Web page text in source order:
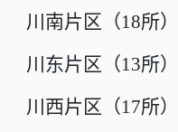
川南片区（18所）
川东片区（13所）
川西片区（17所）